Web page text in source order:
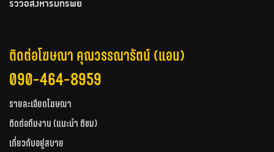
รีวิวอสังหาริมทรัพย์
ติดต่อโฆษณา คุณวรรณารัตน์ (แอน)
090-464-8959
รายละเอียดโฆษณา
ติดต่อทีมงาน (แนะนำ ติชม)
เกี่ยวกับอยู่สบาย